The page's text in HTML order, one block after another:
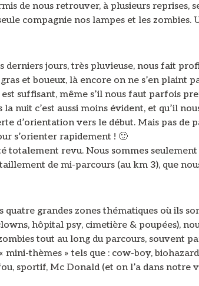
de nous retrouver, à plusieurs reprises,
compagnie nos lampes et les zombies.
derniers jours, très pluvieuse, nous fait
et boueux, là encore on ne s’en plaint
suffisant, même s’il nous faut parfois
nuit c’est aussi moins évident, et qu’il
d’orientation vers le début. Mais pas de
s’orienter rapidement ! 🙂
totalement revu. Nous sommes
de mi-parcours (au km 3), que
quatre grandes zones thématiques où ils
hôpital psy, cimetière & poupées),
tout au long du parcours, souvent
mini-thèmes » tels que : cow-boy,
sportif, Mc Donald (et on l’a dans notre